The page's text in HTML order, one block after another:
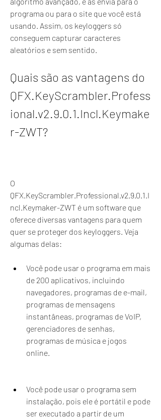
programa ou para o site que você está
usando. Assim, os keyloggers só
conseguem capturar caracteres
aleatórios e sem sentido.
Quais são as vantagens do
QFX.KeyScrambler.Profess
ional.v2.9.0.1.Incl.Keymake
r-ZWT?
O
QFX.KeyScrambler.Professional.v2.9.0.1.I
ncl.Keymaker-ZWT é um software que
oferece diversas vantagens para quem
quer se proteger dos keyloggers. Veja
algumas delas:
Você pode usar o programa em mais
de 200 aplicativos, incluindo
navegadores, programas de e-mail,
programas de mensagens
instantâneas, programas de VoIP,
gerenciadores de senhas,
programas de música e jogos
online.
Você pode usar o programa sem
instalação, pois ele é portátil e pode
ser executado a partir de um